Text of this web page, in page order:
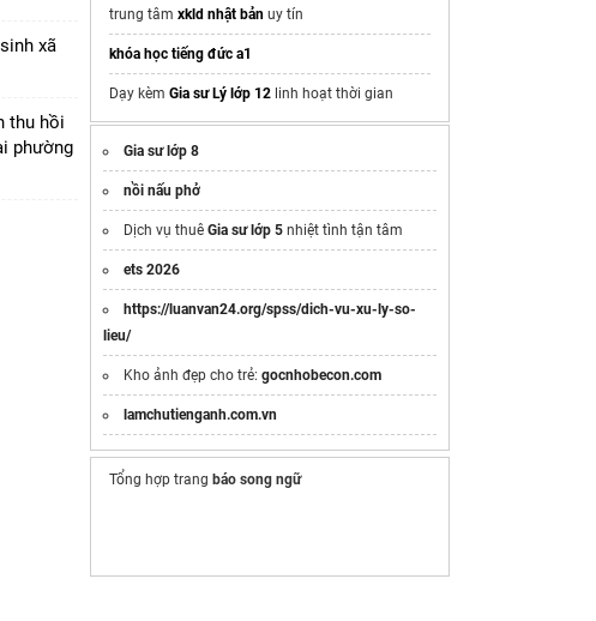
xã
thu hồi
phường
trung tâm xkld nhật bản uy tín
khóa học tiếng đức a1
Dạy kèm Gia sư Lý lớp 12 linh hoạt thời gian
Gia sư lớp 8
nồi nấu phở
Dịch vụ thuê Gia sư lớp 5 nhiệt tình tận tâm
ets 2026
https://luanvan24.org/spss/dich-vu-xu-ly-so-
lieu/
Kho ảnh đẹp cho trẻ: gocnhobecon.com
lamchutienganh.com.vn
Tổng hợp trang báo song ngữ